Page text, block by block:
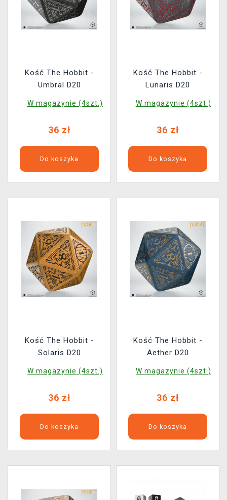
Kość The Hobbit -
Umbral D20
W magazynie (4szt.)
36 zł
Do koszyka
Kość The Hobbit -
Lunaris D20
W magazynie (4szt.)
36 zł
Do koszyka
Kość The Hobbit -
Solaris D20
W magazynie (4szt.)
36 zł
Do koszyka
Kość The Hobbit -
Aether D20
W magazynie (4szt.)
36 zł
Do koszyka